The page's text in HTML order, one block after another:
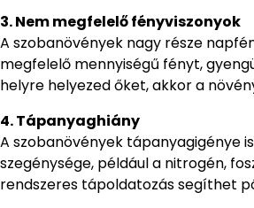
3. Nem megfelelő fényviszonyok
A szobanövények nagy része
megfelelő mennyiségű fényt,
helyre helyezed őket, akkor a
4. Tápanyaghiány
A szobanövények tápanyagigénye
szegénysége, például a nitrogén,
rendszeres tápoldatozás segíthet